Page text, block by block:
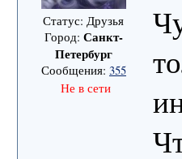
Статус: Друзья
Город: Санкт-
Петербург
Сообщения: 355
Не в сети